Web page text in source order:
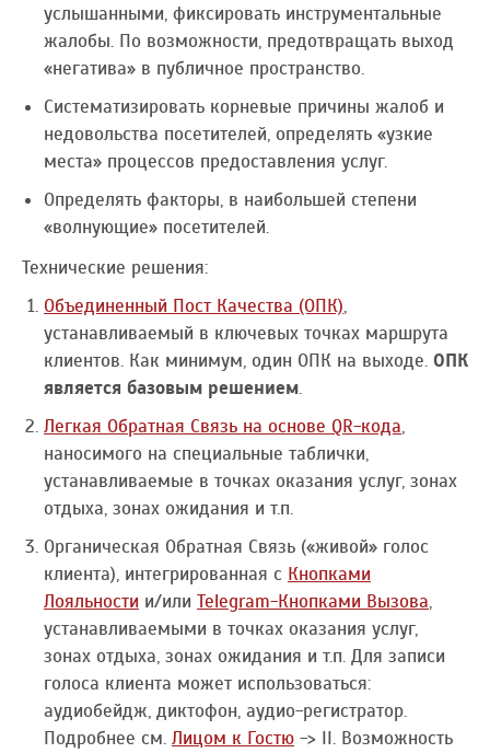
услышанными, фиксировать инструментальные
жалобы. По возможности, предотвращать выход
«негатива» в публичное пространство.
Систематизировать корневые причины жалоб и
недовольства посетителей, определять «узкие
места» процессов предоставления услуг.
Определять факторы, в наибольшей степени
«волнующие» посетителей.
Технические решения:
Объединенный Пост Качества (ОПК),
устанавливаемый в ключевых точках маршрута
клиентов. Как минимум, один ОПК на выходе. ОПК
является базовым решением.
Легкая Обратная Связь на основе QR-кода,
наносимого на специальные таблички,
устанавливаемые в точках оказания услуг, зонах
отдыха, зонах ожидания и т.п.
Органическая Обратная Связь («живой» голос
клиента), интегрированная с Кнопками
Лояльности и/или Telegram-Кнопками Вызова,
устанавливаемыми в точках оказания услуг,
зонах отдыха, зонах ожидания и т.п. Для записи
голоса клиента может использоваться:
аудиобейдж, диктофон, аудио-регистратор.
Подробнее см. Лицом к Гостю -> II. Возможность